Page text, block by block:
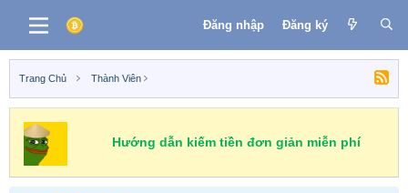
Đăng nhập Đăng ký
Trang Chủ Thành Viên
Hướng dẫn kiếm tiền đơn giản miễn phí